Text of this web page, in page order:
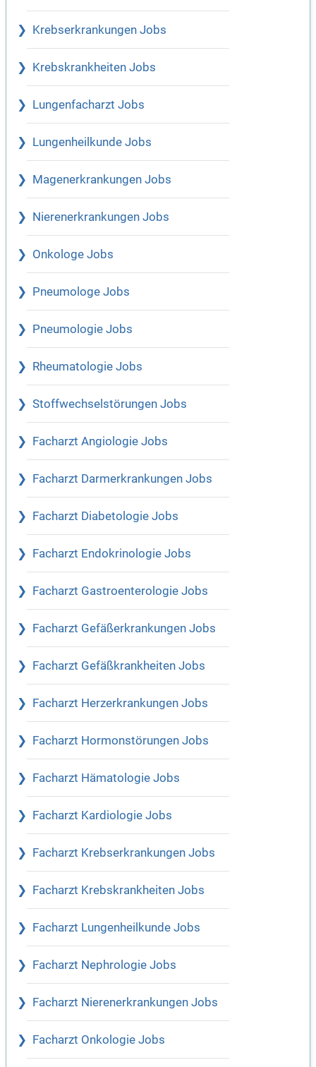
Krebserkrankungen Jobs
Krebskrankheiten Jobs
Lungenfacharzt Jobs
Lungenheilkunde Jobs
Magenerkrankungen Jobs
Nierenerkrankungen Jobs
Onkologe Jobs
Pneumologe Jobs
Pneumologie Jobs
Rheumatologie Jobs
Stoffwechselstörungen Jobs
Facharzt Angiologie Jobs
Facharzt Darmerkrankungen Jobs
Facharzt Diabetologie Jobs
Facharzt Endokrinologie Jobs
Facharzt Gastroenterologie Jobs
Facharzt Gefäßerkrankungen Jobs
Facharzt Gefäßkrankheiten Jobs
Facharzt Herzerkrankungen Jobs
Facharzt Hormonstörungen Jobs
Facharzt Hämatologie Jobs
Facharzt Kardiologie Jobs
Facharzt Krebserkrankungen Jobs
Facharzt Krebskrankheiten Jobs
Facharzt Lungenheilkunde Jobs
Facharzt Nephrologie Jobs
Facharzt Nierenerkrankungen Jobs
Facharzt Onkologie Jobs